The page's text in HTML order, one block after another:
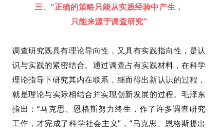
三、“正确的策略只能从实践经验中产生，
只能来源于调查研究”
调查研究既具有理论导向性，又具有实践指向性，是认
识与实践的紧密结合。通过调查占有实践材料，在科学
理论指导下研究其内在联系，继而得出新认识的过程，
就是理论与实际相结合并实现创新发展的过程。毛泽东
指出：“马克思、恩格斯努力终生，作了许多调查研究
工作，才完成了科学社会主义”，“马克思、恩格斯提出